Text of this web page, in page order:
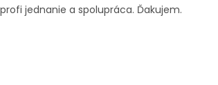
jednanie a spolupráca. Ďakujem.